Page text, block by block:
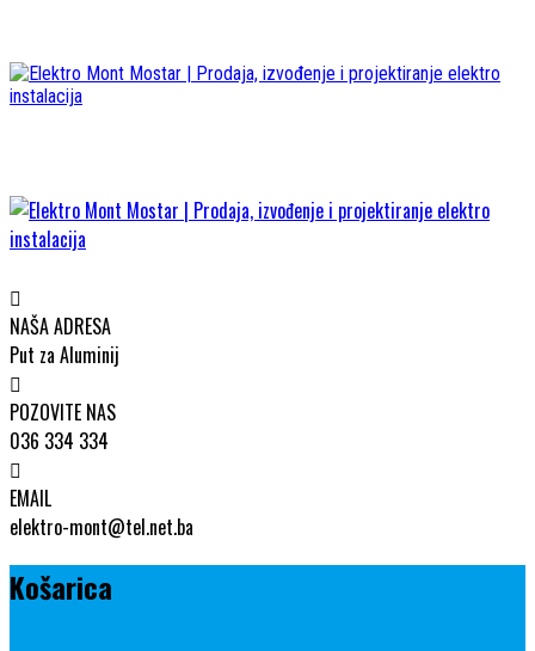
NAŠA ADRESA
Put za Aluminij
POZOVITE NAS
036 334 334
EMAIL
elektro-mont@tel.net.ba
Košarica